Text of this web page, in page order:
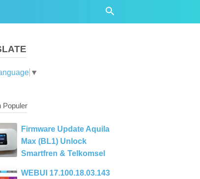
▼
Populer
Firmware Update Aquila
Max (BL1) Unlock
Smartfren & Telkomsel
WEBUI 17.100.18.03.143